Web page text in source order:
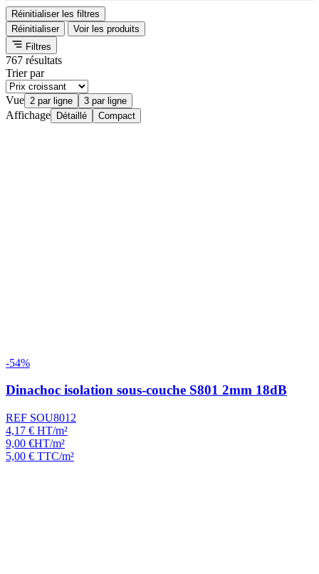
Réinitialiser les filtres
Réinitialiser
Voir les produits
Filtres
767 résultats
Trier par
Vue 2 par ligne 3 par ligne
Affichage Détaillé Compact
-54%
Dinachoc isolation sous-couche S801 2mm 18dB
REF SOU8012
4,17 € HT/m²
9,00 €HT/m²
5,00 € TTC/m²